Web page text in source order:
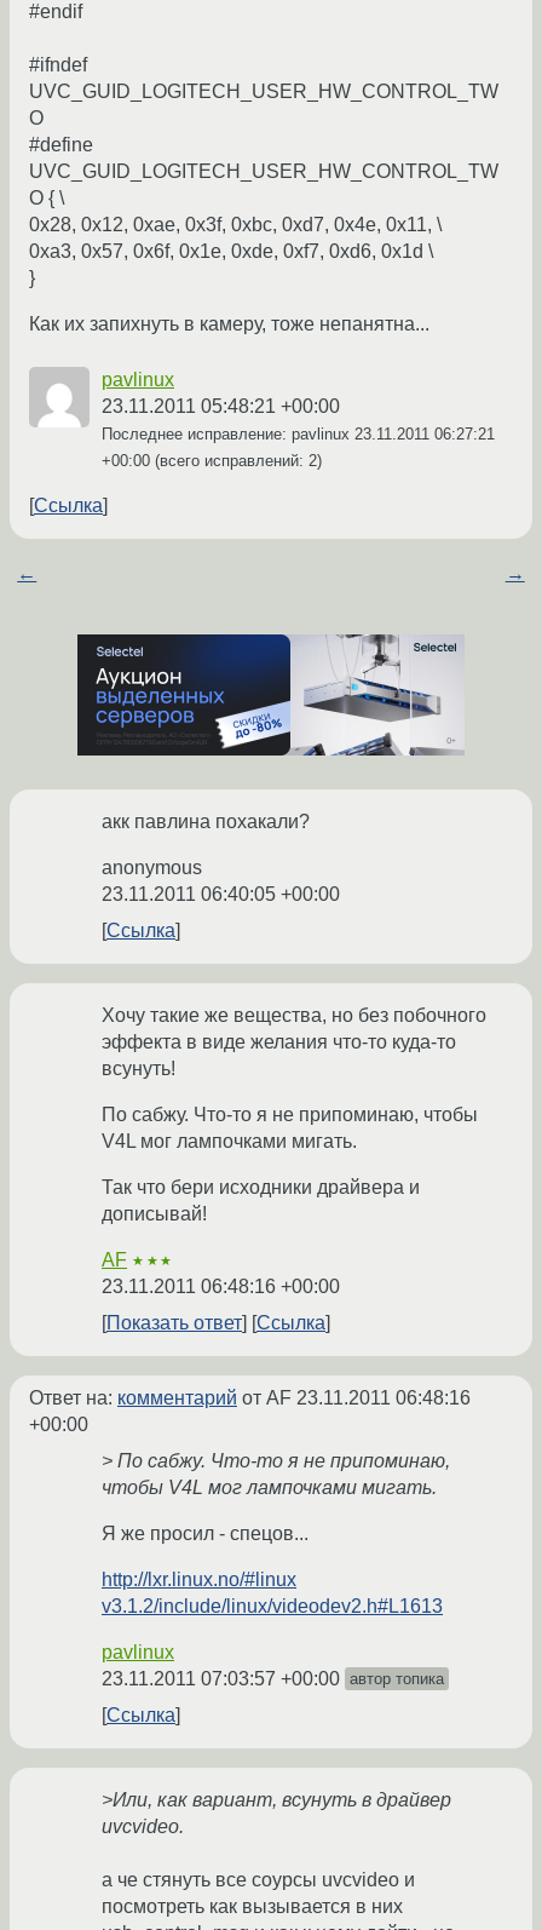
#endif
#ifndef
UVC_GUID_LOGITECH_USER_HW_CONTROL_TW
O
#define
UVC_GUID_LOGITECH_USER_HW_CONTROL_TW
O { \
0x28, 0x12, 0xae, 0x3f, 0xbc, 0xd7, 0x4e, 0x11, \
0xa3, 0x57, 0x6f, 0x1e, 0xde, 0xf7, 0xd6, 0x1d \
}
Как их запихнуть в камеру, тоже непанятна...
pavlinux
23.11.2011 05:48:21 +00:00
Последнее исправление: pavlinux 23.11.2011 06:27:21
+00:00 (всего исправлений: 2)
Ссылка
← →
акк павлина похакали?
anonymous
23.11.2011 06:40:05 +00:00
Ссылка
Хочу такие же вещества, но без побочного
эффекта в виде желания что-то куда-то
всунуть!
По сабжу. Что-то я не припоминаю, чтобы
V4L мог лампочками мигать.
Так что бери исходники драйвера и
дописывай!
AF ★★★
23.11.2011 06:48:16 +00:00
Показать ответ
Ссылка
Ответ на: комментарий от AF 23.11.2011 06:48:16
+00:00
> По сабжу. Что-то я не припоминаю,
чтобы V4L мог лампочками мигать.
Я же просил - спецов...
http://lxr.linux.no/#linux
v3.1.2/include/linux/videodev2.h#L1613
pavlinux
23.11.2011 07:03:57 +00:00 автор топика
Ссылка
>Или, как вариант, всунуть в драйвер
uvcvideo.
а че стянуть все соурсы uvcvideo и
посмотреть как вызывается в них